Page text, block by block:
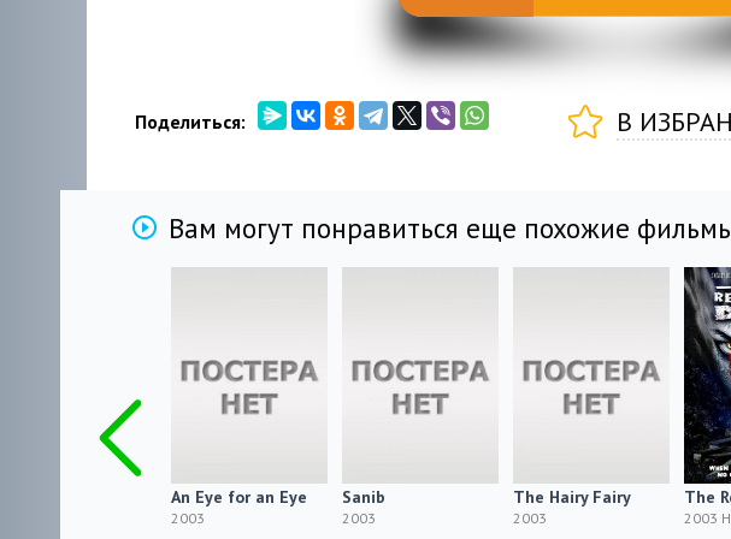
Поделиться: В
Вам могут понравиться еще похожие
An Eye for an Eye
2003
Sanib
2003
The Hairy Fairy
2003
The
2003